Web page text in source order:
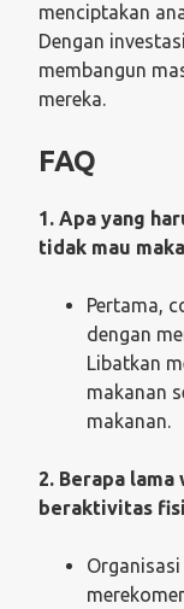
menciptakan
Dengan
membangun
mereka.
FAQ
1. Apa yang
tidak mau
Pertama,
dengan
Libatkan
makanan
makanan.
2. Berapa
beraktivitas